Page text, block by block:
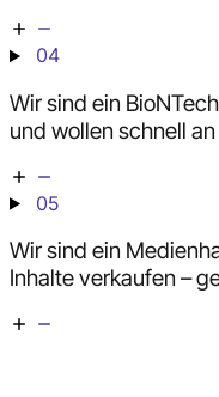
04
Wir sind ein
und wollen schnell
05
Wir sind ein
Inhalte verkaufen –